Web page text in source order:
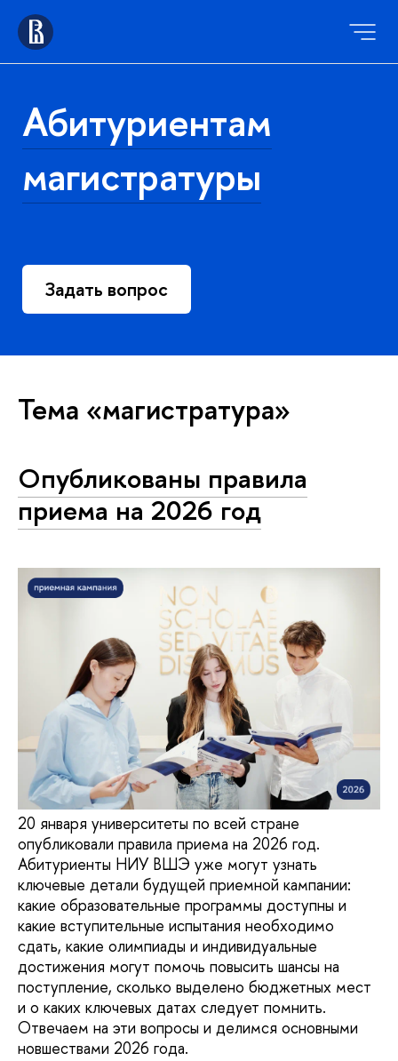
Абитуриентам
магистратуры
Задать вопрос
Тема «магистратура»
Опубликованы правила
приема на 2026 год
20 января университеты по всей стране
опубликовали правила приема на 2026 год.
Абитуриенты НИУ ВШЭ уже могут узнать
ключевые детали будущей приемной кампании:
какие образовательные программы доступны и
какие вступительные испытания необходимо
сдать, какие олимпиады и индивидуальные
достижения могут помочь повысить шансы на
поступление, сколько выделено бюджетных мест
и о каких ключевых датах следует помнить.
Отвечаем на эти вопросы и делимся основными
новшествами 2026 года.